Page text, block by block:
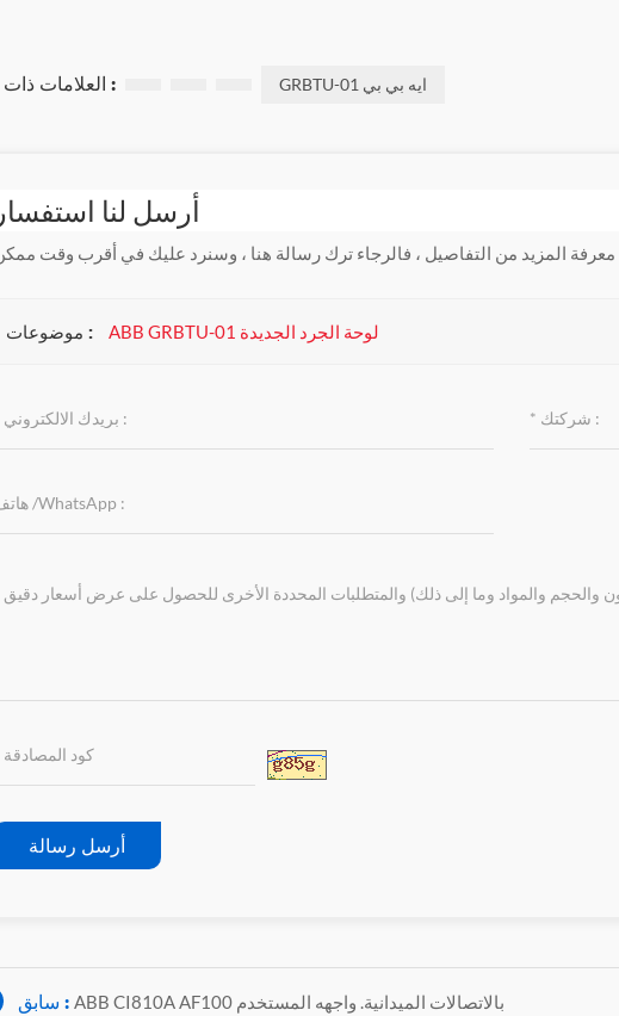
العلامات ذات الصلة : GRBTU-01 ايه بي بي
أرسل لنا استفسار
موضوعات : ABB GRBTU-01 لوحة الجرد الجديدة
أرسل رسالة
سابق : ABB CI810A AF100 بالاتصالات الميدانية. واجهه المستخدم